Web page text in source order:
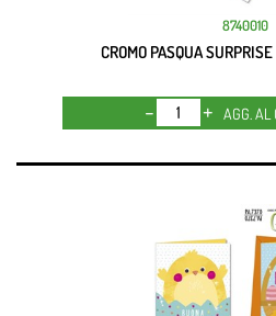
8740010
CROMO PASQUA
Quantità
AGG. AL